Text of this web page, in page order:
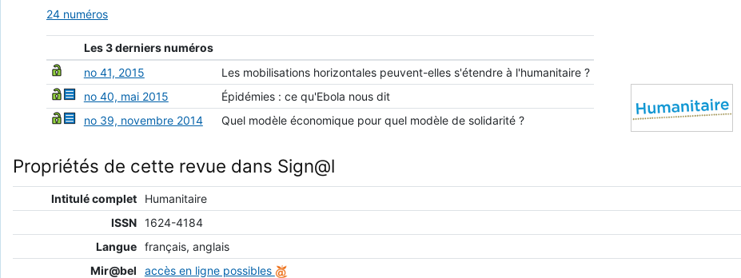
24 numéros
Les 3 derniers numéros
no 41, 2015
Les mobilisations horizontales peuvent-elles s'étendre à l'humanitaire ?
no 40, mai 2015
Épidémies : ce qu'Ebola nous dit
no 39, novembre 2014
Quel modèle économique pour quel modèle de solidarité ?
Propriétés de cette revue dans Sign@l
Intitulé complet
Humanitaire
ISSN 1624-4184
Langue français, anglais
Mir@bel
accès en ligne possibles